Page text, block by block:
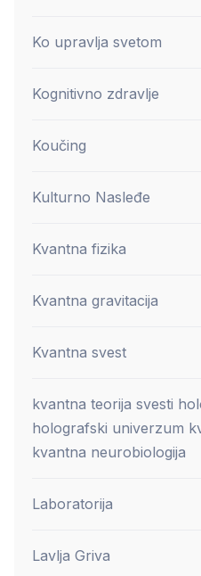
Ko upravlja svetom
Kognitivno zdravlje
Koučing
Kulturno Nasleđe
Kvantna fizika
Kvantna gravitacija
Kvantna svest
kvantna teorija svesti
holografski univerzum
kvantna neurobiologija
Laboratorija
Lavlja Griva